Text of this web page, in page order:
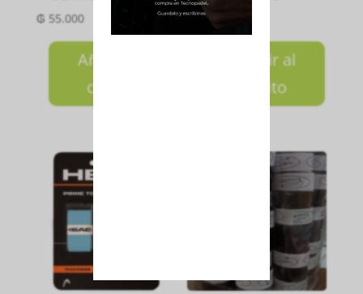
₲55.000
Añadir al
carrito
₲35.000
Añadir al
carrito